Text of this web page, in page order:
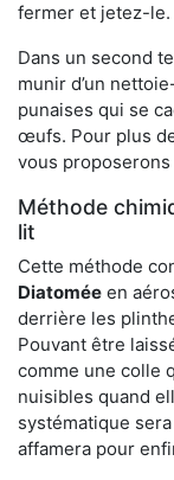
fermer et jetez-le.
Dans un second
munir d’un
punaises qui se
œufs. Pour plus
vous proposerons
Méthode
lit
Cette méthode
Diatomée en
derrière les
Pouvant être
comme une colle
nuisibles quand
systématique
affamera pour